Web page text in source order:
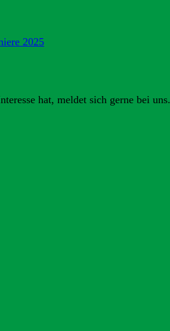
2025
hat, meldet sich gerne bei uns.